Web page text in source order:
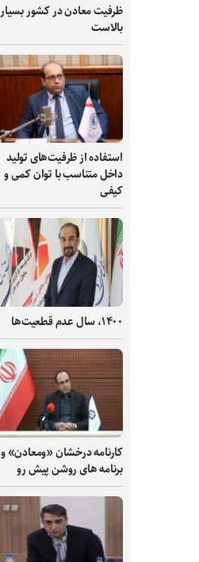
ظرفیت‌ معادن در کشور بسیار
بالاست
استفاده از ظرفیت‌های تولید
داخل متناسب با توان کمی و
کیفی
۱۴۰۰، سال عدم قطعیت‌ها
کارنامه درخشان «ومعادن» و
برنامه های روشن پیش رو